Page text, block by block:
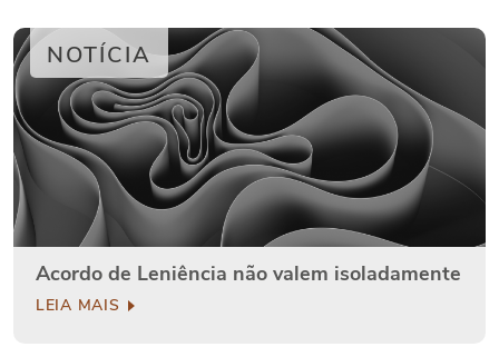
NOTÍCIA
Acordo de Leniência não valem isoladamente
LEIA MAIS